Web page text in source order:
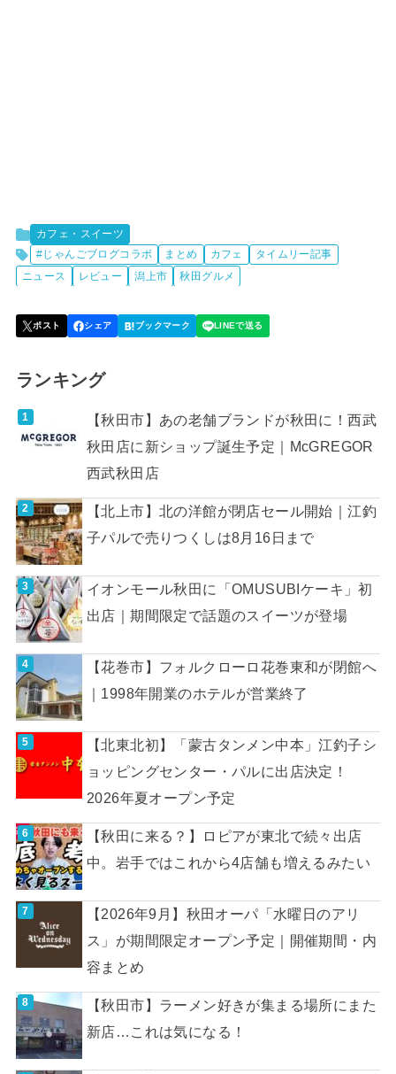
カフェ・スイーツ
#じゃんごブログコラボ
まとめ カフェ
タイムリー記事
ニュース
レビュー 潟上市 秋田グルメ
ランキング
【秋田市】あの老舗ブランドが秋田に！西武
秋田店に新ショップ誕生予定｜McGREGOR
西武秋田店
【北上市】北の洋館が閉店セール開始｜江釣
子パルで売りつくしは8月16日まで
イオンモール秋田に「OMUSUBIケーキ」初
出店｜期間限定で話題のスイーツが登場
【花巻市】フォルクローロ花巻東和が閉館へ
｜1998年開業のホテルが営業終了
【北東北初】「蒙古タンメン中本」江釣子シ
ョッピングセンター・パルに出店決定！
2026年夏オープン予定
【秋田に来る？】ロピアが東北で続々出店
中。岩手ではこれから4店舗も増えるみたい
【2026年9月】秋田オーパ「水曜日のアリ
ス」が期間限定オープン予定｜開催期間・内
容まとめ
【秋田市】ラーメン好きが集まる場所にまた
新店…これは気になる！